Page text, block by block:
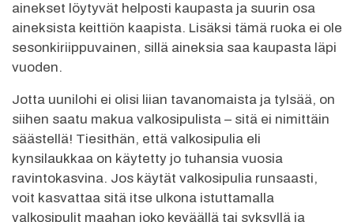
ainekset löytyvät helposti kaupasta ja suurin osa
aineksista keittiön kaapista. Lisäksi tämä ruoka ei ole
sesonkiriippuvainen, sillä aineksia saa kaupasta läpi
vuoden.
Jotta uunilohi ei olisi liian tavanomaista ja tylsää, on
siihen saatu makua valkosipulista – sitä ei nimittäin
säästellä! Tiesithän, että valkosipulia eli
kynsilaukkaa on käytetty jo tuhansia vuosia
ravintokasvina. Jos käytät valkosipulia runsaasti,
voit kasvattaa sitä itse ulkona istuttamalla
valkosipulit maahan joko keväällä tai syksyllä ja